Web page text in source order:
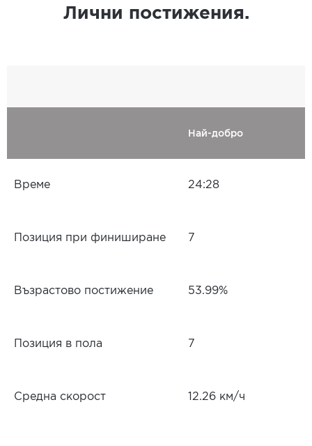
Лични постижения.
Най-добро
Време 24:28
Позиция при финиширане 7
Възрастово постижение 53.99%
Позиция в пола 7
Средна скорост 12.26 км/ч